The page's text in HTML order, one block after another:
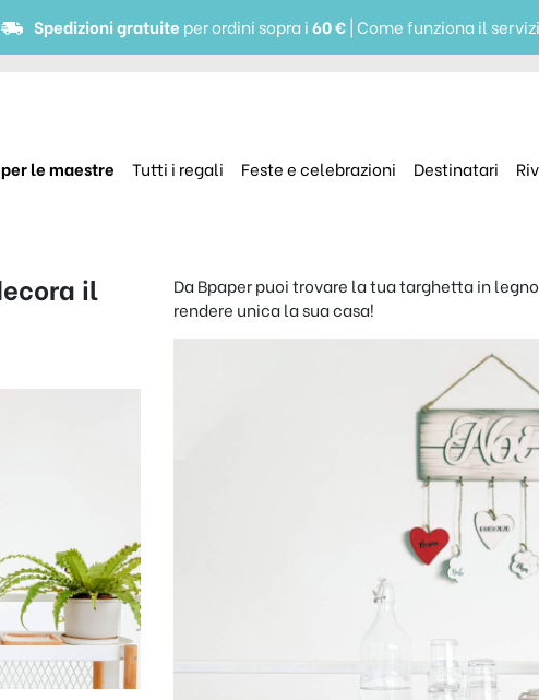
Spedizioni gratuite per ordini sopra i60 €| Come funziona il
le maestre Tutti i regali Feste e celebrazioni Destinatari
il
Da Bpaper puoi trovare la tua targhetta in
rendere unica la sua casa!